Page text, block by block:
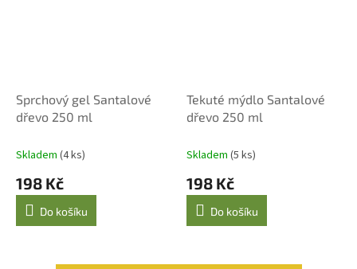
Sprchový gel Santalové
dřevo 250 ml
Skladem (4 ks)
198 Kč
Do košíku
Tekuté mýdlo Santalové
dřevo 250 ml
Skladem (5 ks)
198 Kč
Do košíku